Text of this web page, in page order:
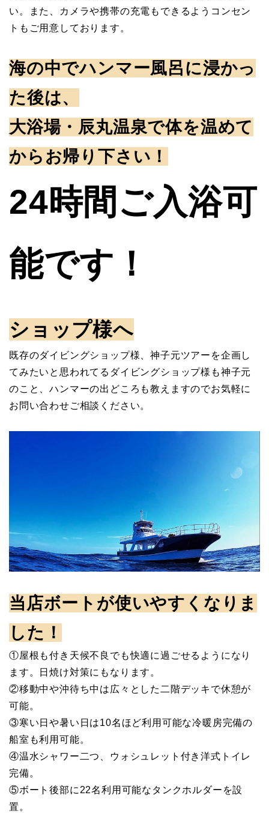
い。また、カメラや携帯の充電もできるようコンセン
トもご用意しております。
海の中でハンマー風呂に浸かっ
た後は、
大浴場・辰丸温泉で体を温めて
からお帰り下さい！
24時間ご入浴可
能です！
ショップ様へ
既存のダイビングショップ様、神子元ツアーを企画し
てみたいと思われてるダイビングショップ様も神子元
のこと、ハンマーの出どころも教えますのでお気軽に
お問い合わせご相談ください。
当店ボートが使いやすくなりま
した！
①屋根も付き天候不良でも快適に過ごせるようになり
ます。日焼け対策にもなります。
②移動中や沖待ち中は広々とした二階デッキで休憩が
可能。
③寒い日や暑い日は10名ほど利用可能な冷暖房完備の
船室も利用可能。
④温水シャワー二つ、ウォシュレット付き洋式トイレ
完備。
⑤ボート後部に22名利用可能なタンクホルダーを設
置。